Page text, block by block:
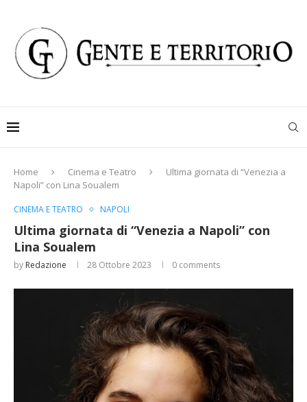
Home Cinema e Teatro
Ultima giornata di “Venezia a
Napoli” con Lina Soualem
CINEMA E TEATRO NAPOLI
Ultima giornata di “Venezia a Napoli” con
Lina Soualem
by Redazione 28 Ottobre 2023 0 comments